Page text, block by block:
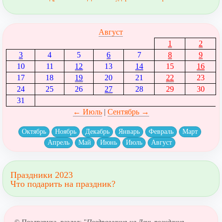
Август
1
2
3
4 5 6 7 8
9
10
11 12 13 14 15
16
17
18 19 20 21 22
23
24
25 26 27 28 29
30
31
← Июль| Сентябрь →
Октябрь Ноябрь Декабрь Январь Февраль
Март
Апрель
Май Июнь Июль Август
Праздники 2023
Что подарить на праздник?